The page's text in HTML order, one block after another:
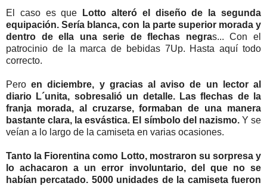
El caso es que
Lotto alteró el diseño de la segunda
equipación. Sería blanca, con la parte superior morada y
dentro de ella una serie de flechas negras... Con el
patrocinio de la marca de bebidas 7Up. Hasta aquí todo
correcto.
Peroen diciembre, y gracias al aviso de un lector al
diario L´unita, sobresalió un detalle. Las flechas de la
franja morada, al cruzarse, formaban de una manera
bastante clara, la esvástica. El símbolo del nazismo.Y se
veían a lo largo de la camiseta en varias ocasiones.
Tanto la Fiorentina como Lotto, mostraron su sorpresa y
lo achacaron a un error involuntario, del que no se
habían percatado. 5000 unidades de la camiseta fueron